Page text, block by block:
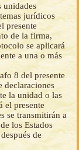
unidades
jurídicos
presente
de la firma,
se aplicará
a una o más
8 del presente
declaraciones
la unidad o las
el presente
se transmitirán a
los Estados
de